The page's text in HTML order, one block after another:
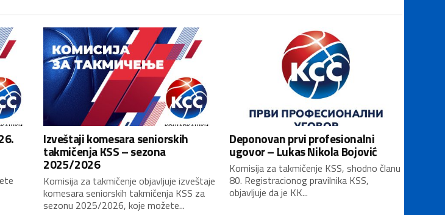
Izveštaji komesara seniorskih
takmičenja KSS – sezona
2025/2026
Komisija za takmičenje objavljuje izveštaje
komesara seniorskih takmičenja KSS za
sezonu 2025/2026, koje možete...
Deponovan prvi profesionalni
ugovor – Lukas Nikola Bojović
Komisija za takmičenje KSS, shodno članu
80. Registracionog pravilnika KSS,
objavljuje da je KK...